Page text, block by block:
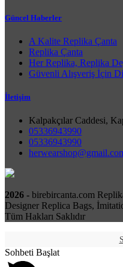
Güncel Haberler
A Kalite Replika Çanta
Replika Çanta
Her Replika, Replika
Güvenli Alışveriş İçin
İletişim
Kalpakçılar Caddesi,
05336943990
05336943990
2026 - birebircanta.com
Designer Replica Bags,
Tüm Hakları Saklıdır
Sohbeti Başlat